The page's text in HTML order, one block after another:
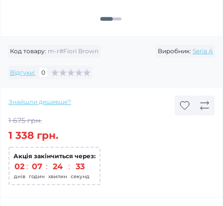
Код товару: m-r#Fiori Brown Виробник: Seria A
Відгуки: 0
Знайшли дешевше?
1 675 грн.
1 338 грн.
Акція закінчиться через:
02
днів
07
годин
24
хвилин
31
секунд